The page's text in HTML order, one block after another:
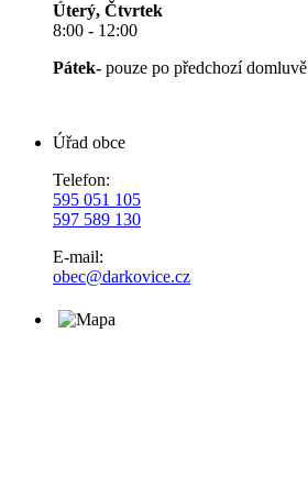
Úterý, Čtvrtek
8:00 - 12:00
Pátek- pouze po předchozí domluvě
Úřad obce
Telefon:
595 051 105
597 589 130
E-mail:
obec@darkovice.cz